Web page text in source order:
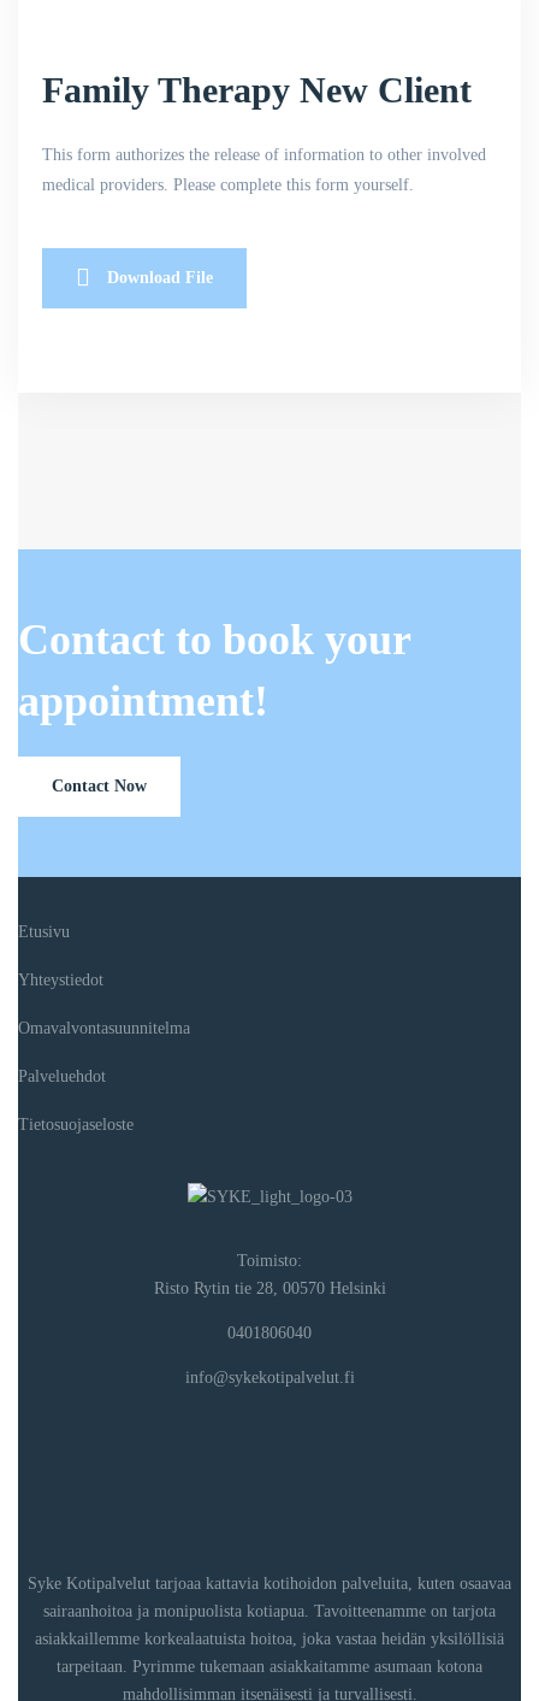
Family Therapy New Client
This form authorizes the release of information to other involved
medical providers. Please complete this form yourself.
Download File
Contact to book your
appointment!
Contact Now
Etusivu
Yhteystiedot
Omavalvontasuunnitelma
Palveluehdot
Tietosuojaseloste
Toimisto:
Risto Rytin tie 28, 00570 Helsinki
0401806040
info@sykekotipalvelut.fi
Syke Kotipalvelut tarjoaa kattavia kotihoidon palveluita, kuten osaavaa
sairaanhoitoa ja monipuolista kotiapua. Tavoitteenamme on tarjota
asiakkaillemme korkealaatuista hoitoa, joka vastaa heidän yksilöllisiä
tarpeitaan. Pyrimme tukemaan asiakkaitamme asumaan kotona
mahdollisimman itsenäisesti ja turvallisesti.